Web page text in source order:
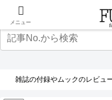
雑誌の付録やムックのレビュ
メニュー